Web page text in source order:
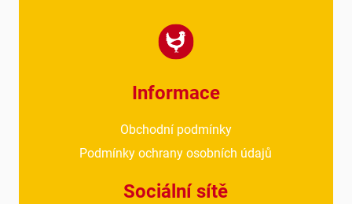
Informace
Obchodní podmínky
Podmínky ochrany osobních údajů
Sociální sítě